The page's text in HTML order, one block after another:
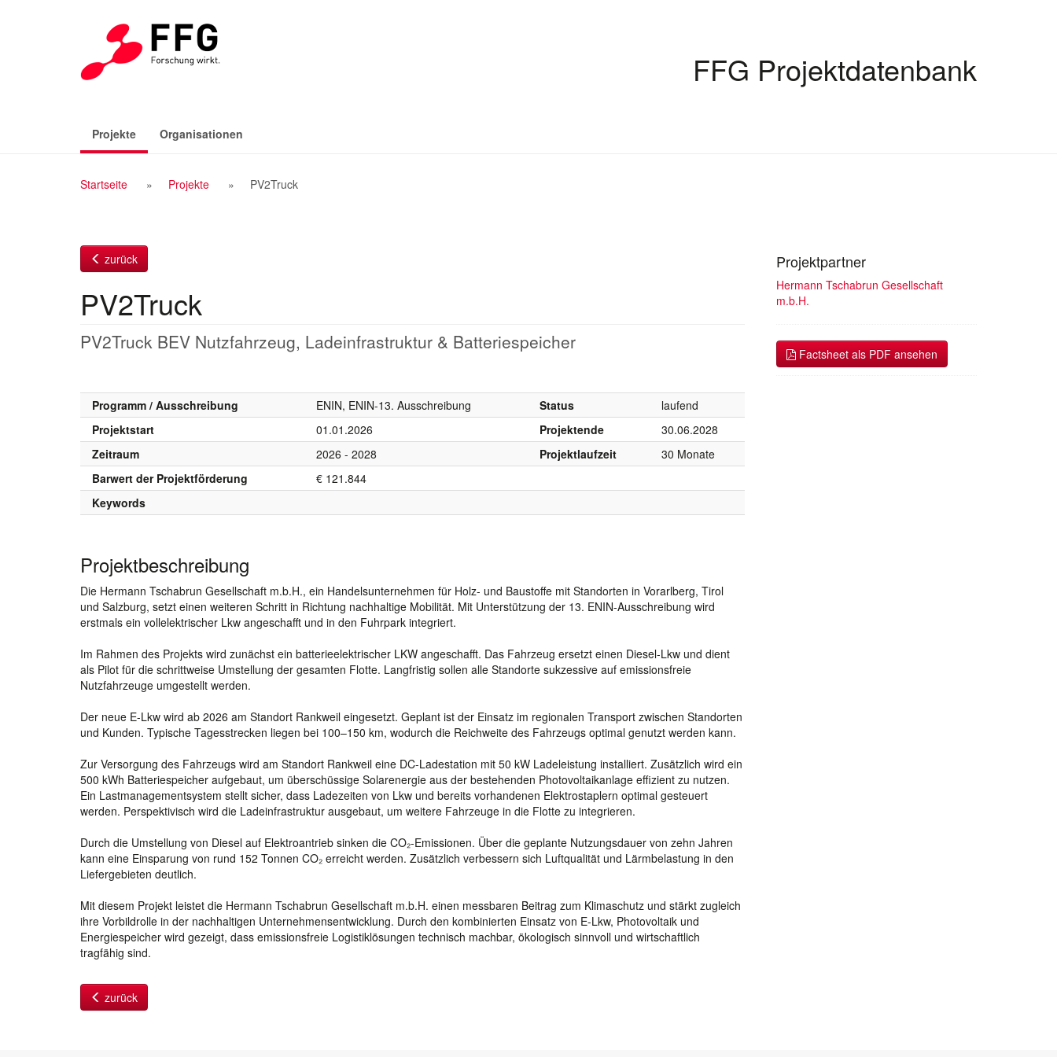
FFG Projektdatenbank
Projekte(aktiv)Organisationen
Breadcrumb
Startseite Projekte PV2Truck
zurück
PV2Truck
PV2Truck BEV Nutzfahrzeug, Ladeinfrastruktur & Batteriespeicher
Programm / Ausschreibung ENIN, ENIN-13. Ausschreibung Status
laufend
Projektstart
01.01.2026 Projektende
30.06.2028
Zeitraum
2026 - 2028 Projektlaufzeit
30 Monate
Barwert der Projektförderung
€ 121.844
Keywords
Projektbeschreibung
Die Hermann Tschabrun Gesellschaft m.b.H., ein Handelsunternehmen für Holz- und Baustoffe mit Standorten in Vorarlberg, Tirol
und Salzburg, setzt einen weiteren Schritt in Richtung nachhaltige Mobilität. Mit Unterstützung der 13. ENIN-Ausschreibung wird
erstmals ein vollelektrischer Lkw angeschafft und in den Fuhrpark integriert.
Im Rahmen des Projekts wird zunächst ein batterieelektrischer LKW angeschafft. Das Fahrzeug ersetzt einen Diesel-Lkw und dient
als Pilot für die schrittweise Umstellung der gesamten Flotte. Langfristig sollen alle Standorte sukzessive auf emissionsfreie
Nutzfahrzeuge umgestellt werden.
Der neue E-Lkw wird ab 2026 am Standort Rankweil eingesetzt. Geplant ist der Einsatz im regionalen Transport zwischen Standorten
und Kunden. Typische Tagesstrecken liegen bei 100–150 km, wodurch die Reichweite des Fahrzeugs optimal genutzt werden kann.
Zur Versorgung des Fahrzeugs wird am Standort Rankweil eine DC-Ladestation mit 50 kW Ladeleistung installiert. Zusätzlich wird ein
500 kWh Batteriespeicher aufgebaut, um überschüssige Solarenergie aus der bestehenden Photovoltaikanlage effizient zu nutzen.
Ein Lastmanagementsystem stellt sicher, dass Ladezeiten von Lkw und bereits vorhandenen Elektrostaplern optimal gesteuert
werden. Perspektivisch wird die Ladeinfrastruktur ausgebaut, um weitere Fahrzeuge in die Flotte zu integrieren.
Durch die Umstellung von Diesel auf Elektroantrieb sinken die CO₂-Emissionen. Über die geplante Nutzungsdauer von zehn Jahren
kann eine Einsparung von rund 152 Tonnen CO₂ erreicht werden. Zusätzlich verbessern sich Luftqualität und Lärmbelastung in den
Liefergebieten deutlich.
Mit diesem Projekt leistet die Hermann Tschabrun Gesellschaft m.b.H. einen messbaren Beitrag zum Klimaschutz und stärkt zugleich
ihre Vorbildrolle in der nachhaltigen Unternehmensentwicklung. Durch den kombinierten Einsatz von E-Lkw, Photovoltaik und
Energiespeicher wird gezeigt, dass emissionsfreie Logistiklösungen technisch machbar, ökologisch sinnvoll und wirtschaftlich
tragfähig sind.
zurück
Projektpartner
Hermann Tschabrun Gesellschaft
m.b.H.
Factsheet als PDF ansehen